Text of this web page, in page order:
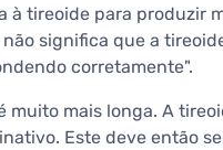
à tireoide para produzir
significa que a
corretamente".
muito mais longa. A
Este deve então